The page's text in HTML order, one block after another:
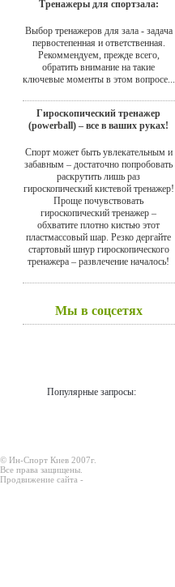
Тренажеры для спортзала:
Выбор тренажеров для зала - задача
первостепенная и ответственная.
Рекоммендуем, прежде всего,
обратить внимание на такие
ключевые моменты в этом вопросе...
Гироскопический тренажер
(powerball) – все в ваших руках!
Спорт может быть увлекательным и
забавным – достаточно попробовать
раскрутить лишь раз
гироскопический кистевой тренажер!
Проще почувствовать
гироскопический тренажер –
обхватите плотно кистью этот
пластмассовый шар. Резко дергайте
стартовый шнур гироскопического
тренажера – развлечение началось!
Мы в соцсетях
Популярные запросы:
© Ин-Спорт Киев 2007г.
Все права защищены.
Продвижение сайта -